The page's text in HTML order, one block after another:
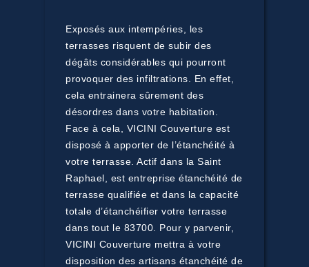
Exposés aux intempéries, les
terrasses risquent de subir des
dégâts considérables qui pourront
provoquer des infiltrations. En effet,
cela entrainera sûrement des
désordres dans votre habitation.
Face à cela, VICINI Couverture est
disposé à apporter de l’étanchéité à
votre terrasse. Actif dans la Saint
Raphael, est entreprise étanchéité de
terrasse qualifiée et dans la capacité
totale d’étanchéifier votre terrasse
dans tout le 83700. Pour y parvenir,
VICINI Couverture mettra à votre
disposition des artisans étanchéité de